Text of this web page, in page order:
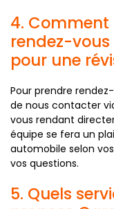
4.
rendez-
pour une
Pour prendre
de nous contacter
vous rendant
équipe se fera un
automobile selon
vos questions.
5. Quels